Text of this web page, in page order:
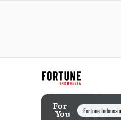
For
You Fortune